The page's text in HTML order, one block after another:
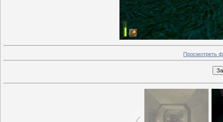
Просмотреть